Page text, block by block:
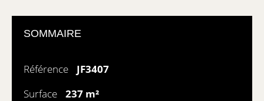
SOMMAIRE
Référence
JF3407
Surface
237 m²